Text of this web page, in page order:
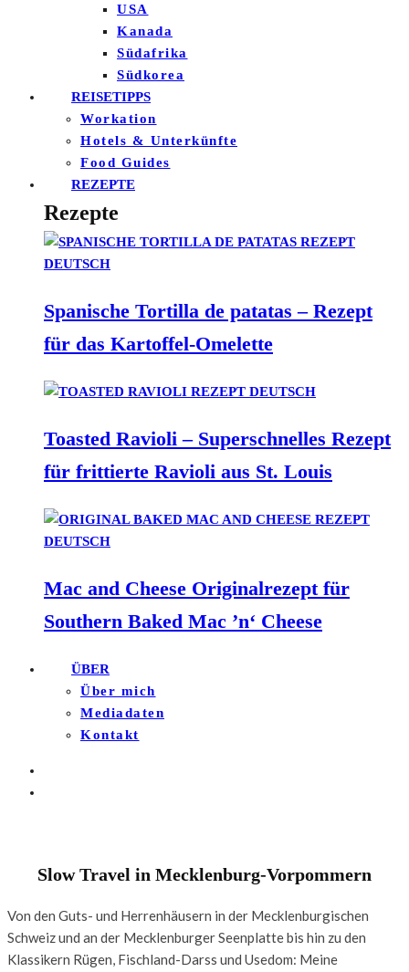
USA
Kanada
Südafrika
Südkorea
REISETIPPS
Workation
Hotels & Unterkünfte
Food Guides
REZEPTE
Rezepte
Spanische Tortilla de patatas – Rezept
für das Kartoffel-Omelette
Toasted Ravioli – Superschnelles Rezept
für frittierte Ravioli aus St. Louis
Mac and Cheese Originalrezept für
Southern Baked Mac ’n‘ Cheese
ÜBER
Über mich
Mediadaten
Kontakt
Slow Travel in Mecklenburg-Vorpommern
Von den Guts- und Herrenhäusern in der Mecklenburgischen
Schweiz und an der Mecklenburger Seenplatte bis hin zu den
Klassikern Rügen, Fischland-Darss und Usedom: Meine